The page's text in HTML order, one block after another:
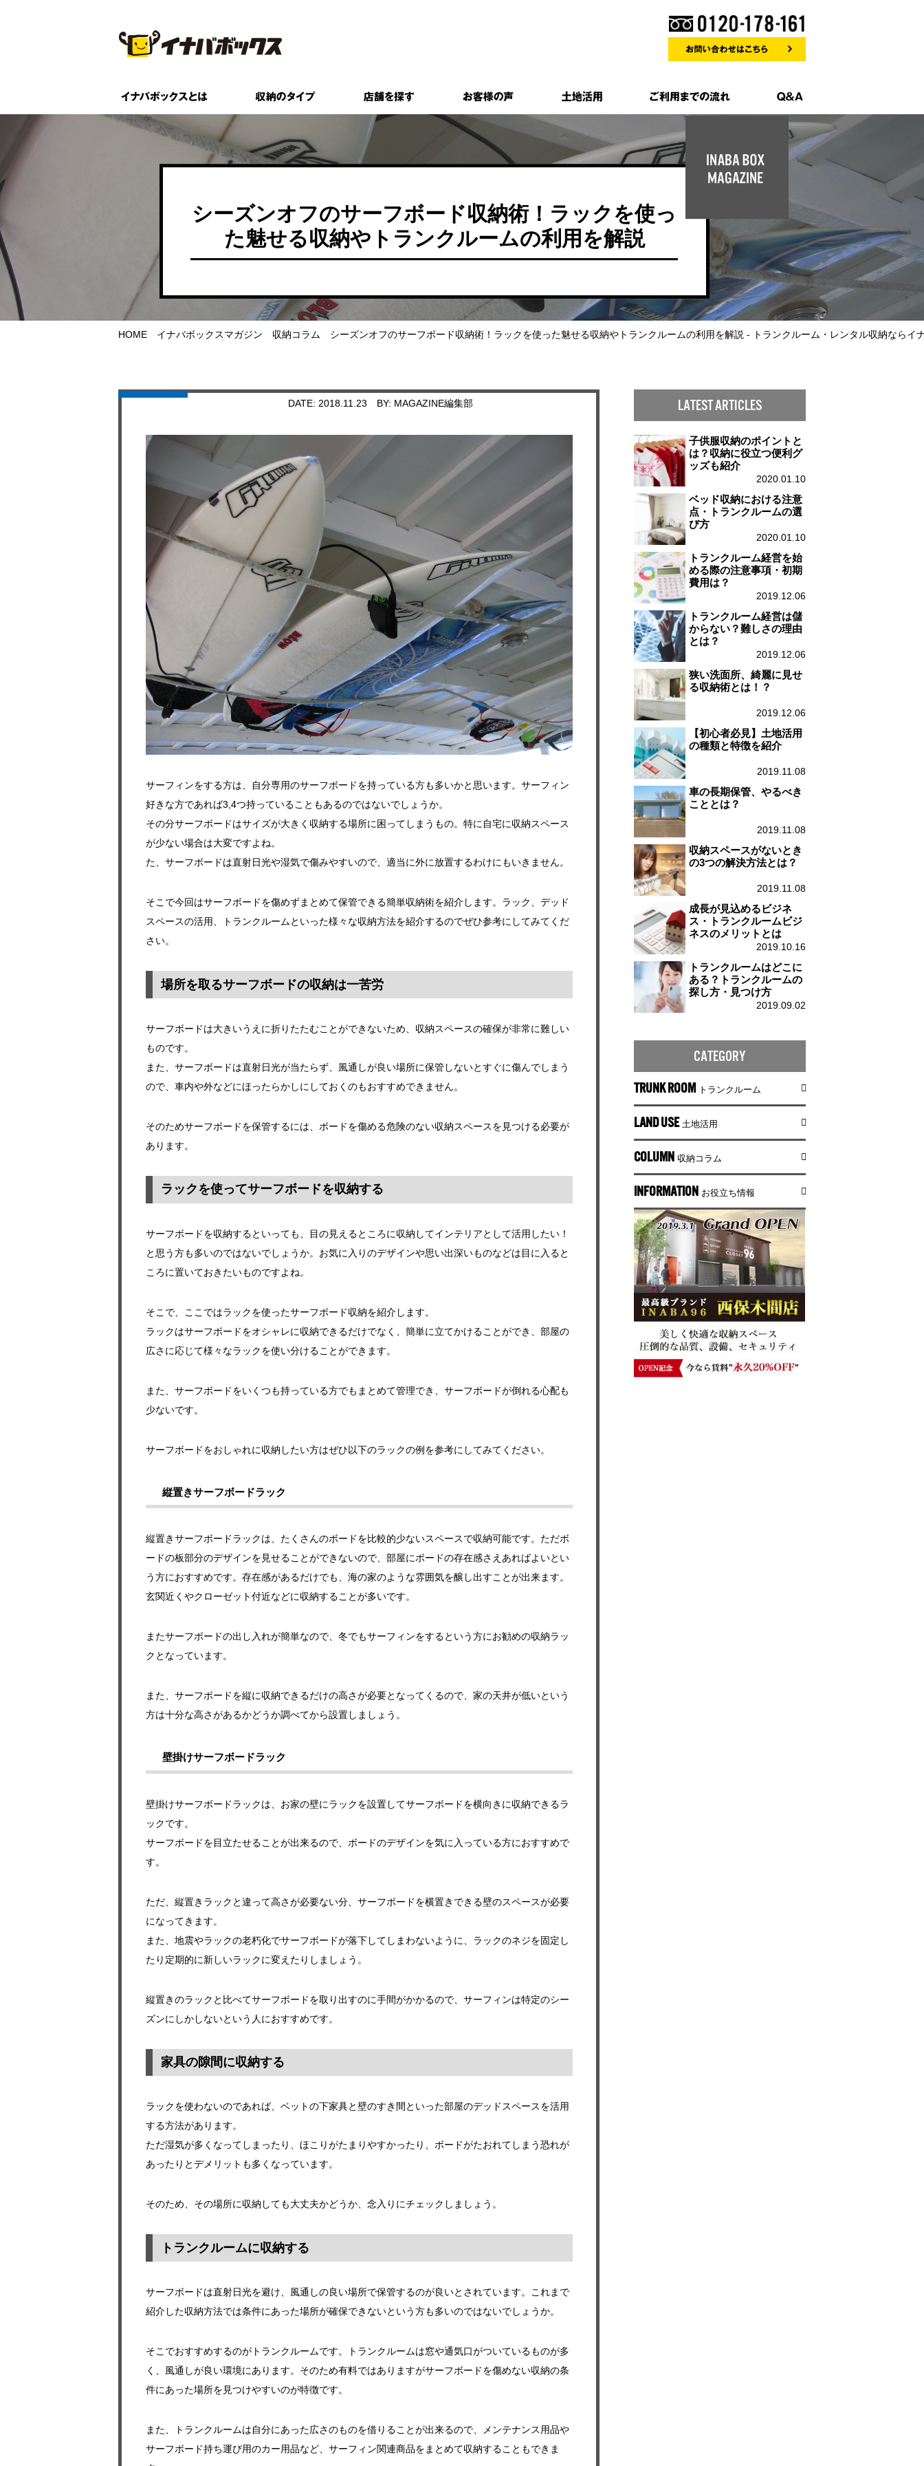
HOME イナバボックスマガジン 収納コラム シーズンオフのサーフボード収納術！ラックを使った魅せる収納やトランクルームの利用を解説 - トランクルーム・レンタル収納ならイ
シーズンオフのサーフボード収納術！ラックを使っ
た魅せる収納やトランクルームの利用を解説
DATE: 2018.11.23 BY: MAGAZINE編集部
サーフィンをする方は、自分専用のサーフボードを持っている方も多いかと思います。サーフィン
好きな方であれば3,4つ持っていることもあるのではないでしょうか。
その分サーフボードはサイズが大きく収納する場所に困ってしまうもの。特に自宅に収納スペース
が少ない場合は大変ですよね。
た、サーフボードは直射日光や湿気で傷みやすいので、適当に外に放置するわけにもいきません。
そこで今回はサーフボードを傷めずまとめて保管できる簡単収納術を紹介します。ラック、デッド
スペースの活用、トランクルームといった様々な収納方法を紹介するのでぜひ参考にしてみてくだ
さい。
場所を取るサーフボードの収納は一苦労
サーフボードは大きいうえに折りたたむことができないため、収納スペースの確保が非常に難しい
ものです。
また、サーフボードは直射日光が当たらず、風通しが良い場所に保管しないとすぐに傷んでしまう
ので、車内や外などにほったらかしにしておくのもおすすめできません。
そのためサーフボードを保管するには、ボードを傷める危険のない収納スペースを見つける必要が
あります。
ラックを使ってサーフボードを収納する
サーフボードを収納するといっても、目の見えるところに収納してインテリアとして活用したい！
と思う方も多いのではないでしょうか。お気に入りのデザインや思い出深いものなどは目に入ると
ころに置いておきたいものですよね。
そこで、ここではラックを使ったサーフボード収納を紹介します。
ラックはサーフボードをオシャレに収納できるだけでなく、簡単に立てかけることができ、部屋の
広さに応じて様々なラックを使い分けることができます。
また、サーフボードをいくつも持っている方でもまとめて管理でき、サーフボードが倒れる心配も
少ないです。
サーフボードをおしゃれに収納したい方はぜひ以下のラックの例を参考にしてみてください。
縦置きサーフボードラック
縦置きサーフボードラックは、たくさんのボードを比較的少ないスペースで収納可能です。ただボ
ードの板部分のデザインを見せることができないので、部屋にボードの存在感さえあればよいとい
う方におすすめです。存在感があるだけでも、海の家のような雰囲気を醸し出すことが出来ます。
玄関近くやクローゼット付近などに収納することが多いです。
またサーフボードの出し入れが簡単なので、冬でもサーフィンをするという方にお勧めの収納ラッ
クとなっています。
また、サーフボードを縦に収納できるだけの高さが必要となってくるので、家の天井が低いという
方は十分な高さがあるかどうか調べてから設置しましょう。
壁掛けサーフボードラック
壁掛けサーフボードラックは、お家の壁にラックを設置してサーフボードを横向きに収納できるラ
ックです。
サーフボードを目立たせることが出来るので、ボードのデザインを気に入っている方におすすめで
す。
ただ、縦置きラックと違って高さが必要ない分、サーフボードを横置きできる壁のスペースが必要
になってきます。
また、地震やラックの老朽化でサーフボードが落下してしまわないように、ラックのネジを固定し
たり定期的に新しいラックに変えたりしましょう。
縦置きのラックと比べてサーフボードを取り出すのに手間がかかるので、サーフィンは特定のシー
ズンにしかしないという人におすすめです。
家具の隙間に収納する
ラックを使わないのであれば、ベットの下家具と壁のすき間といった部屋のデッドスペースを活用
する方法があります。
ただ湿気が多くなってしまったり、ほこりがたまりやすかったり、ボードがたおれてしまう恐れが
あったりとデメリットも多くなっています。
そのため、その場所に収納しても大丈夫かどうか、念入りにチェックしましょう。
トランクルームに収納する
サーフボードは直射日光を避け、風通しの良い場所で保管するのが良いとされています。これまで
紹介した収納方法では条件にあった場所が確保できないという方も多いのではないでしょうか。
そこでおすすめするのがトランクルームです。トランクルームは窓や通気口がついているものが多
く、風通しが良い環境にあります。そのため有料ではありますがサーフボードを傷めない収納の条
件にあった場所を見つけやすいのが特徴です。
また、トランクルームは自分にあった広さのものを借りることが出来るので、メンテナンス用品や
サーフボード持ち運び用のカー用品など、サーフィン関連商品をまとめて収納することもできま
LATEST ARTICLES
子供服収納のポイントと
は？収納に役立つ便利グ
ッズも紹介
2020.01.10
ベッド収納における注意
点・トランクルームの選
び方
2020.01.10
トランクルーム経営を始
める際の注意事項・初期
費用は？
2019.12.06
トランクルーム経営は儲
からない？難しさの理由
とは？
2019.12.06
狭い洗面所、綺麗に見せ
る収納術とは！？
2019.12.06
【初心者必見】土地活用
の種類と特徴を紹介
2019.11.08
車の長期保管、やるべき
こととは？
2019.11.08
収納スペースがないとき
の3つの解決方法とは？
2019.11.08
成長が見込めるビジネ
ス・トランクルームビジ
ネスのメリットとは
2019.10.16
トランクルームはどこに
ある？トランクルームの
探し方・見つけ方
2019.09.02
CATEGORY
TRUNK ROOM トランクルーム
LAND USE 土地活用
COLUMN 収納コラム
INFORMATION お役立ち情報